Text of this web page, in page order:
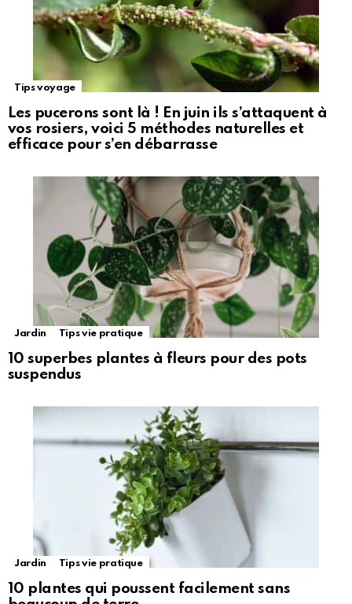
Tips voyage
Les pucerons sont là ! En juin ils s’attaquent à
vos rosiers, voici 5 méthodes naturelles et
efficace pour s’en débarrasse
Jardin Tips vie pratique
10 superbes plantes à fleurs pour des pots
suspendus
Jardin Tips vie pratique
10 plantes qui poussent facilement sans